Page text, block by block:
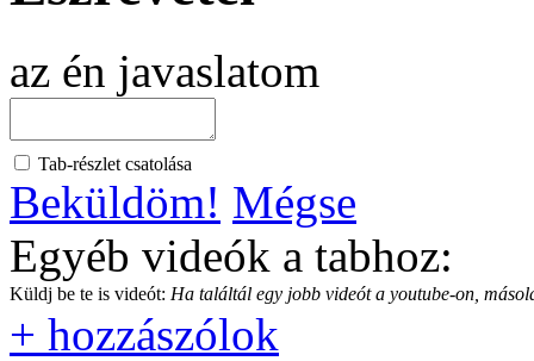
az én javaslatom
Tab-részlet csatolása
Beküldöm! Mégse
Egyéb videók a tabhoz:
Küldj be te is videót: Ha találtál egy jobb videót a youtube-on,
+ hozzászólok